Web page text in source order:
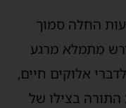
החלה סמוך
המדרש מתמלא מרגע
אלוקים חיים,
התורה בצילו של